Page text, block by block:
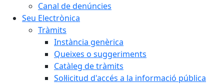
Canal de denúncies
Seu Electrònica
Tràmits
Instància genèrica
Queixes o suggeriments
Catàleg de tràmits
Sol·licitud d'accés a la informació pública